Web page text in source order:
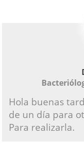
Hola buenas
de un día para
Para realizarla.